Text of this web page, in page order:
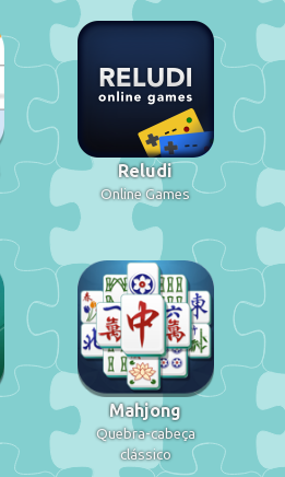
Reludi
Online Games
Mahjong
Quebra-cabeça
clássico